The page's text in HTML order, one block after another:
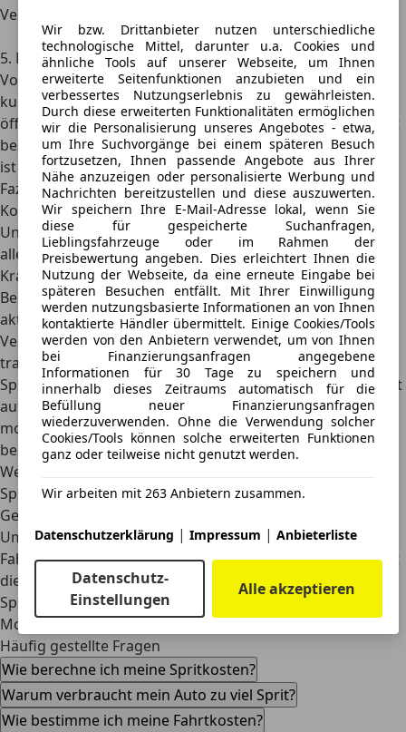
Wir bzw. Drittanbieter nutzen unterschiedliche
technologische Mittel, darunter u.a. Cookies und
ähnliche Tools auf unserer Webseite, um Ihnen
erweiterte Seitenfunktionen anzubieten und ein
verbessertes Nutzungserlebnis zu gewährleisten.
Durch diese erweiterten Funktionalitäten ermöglichen
wir die Personalisierung unseres Angebotes - etwa,
um Ihre Suchvorgänge bei einem späteren Besuch
fortzusetzen, Ihnen passende Angebote aus Ihrer
Nähe anzuzeigen oder personalisierte Werbung und
Nachrichten bereitzustellen und diese auszuwerten.
Wir speichern Ihre E-Mail-Adresse lokal, wenn Sie
diese für gespeicherte Suchanfragen,
Lieblingsfahrzeuge oder im Rahmen der
Preisbewertung angeben. Dies erleichtert Ihnen die
Nutzung der Webseite, da eine erneute Eingabe bei
späteren Besuchen entfällt. Mit Ihrer Einwilligung
werden nutzungsbasierte Informationen an von Ihnen
kontaktierte Händler übermittelt. Einige Cookies/Tools
werden von den Anbietern verwendet, um von Ihnen
bei Finanzierungsanfragen angegebene
Informationen für 30 Tage zu speichern und
innerhalb dieses Zeitraums automatisch für die
Befüllung neuer Finanzierungsanfragen
wiederzuverwenden. Ohne die Verwendung solcher
Cookies/Tools können solche erweiterten Funktionen
ganz oder teilweise nicht genutzt werden.
Wir arbeiten mit 263 Anbietern zusammen.
Datenschutzerklärung | Impressum | Anbieterliste
Datenschutz-
Einstellungen
Alle akzeptieren
Verbrauch messbar.
5. Meide Kurzstrecken, wenn möglich
Vor allem bei kaltem Motor ist der Verbrauch höher. Wer
kurze Wege häufiger zu Fuß, mit dem Fahrrad oder mit
öffentlichen Verkehrsmitteln zurücklegt, spart deshalb oft
besonders viel Kraftstoff. Das Warmlaufenlassen im Stand
ist dabei keine sinnvolle Alternative.
Fazit: Spritkostenrechner hervorragend für
Kostenübersicht
Unser Spritkostenrechner ist ein zuverlässiger Helfer für
alle, die ihre Reisekosten genau planen und ihren
Kraftstoffverbrauch verstehen möchten. Durch die
Bereitstellung präziser Berechnungen, die sowohl den
aktuellen Kraftstoffpreis als auch den durchschnittlichen
Verbrauchberücksichtigen, liefert unser Rechner eine
transparente Kostenübersicht. Du kannst damit deine
Spritkosten fair auf alle Mitglieder einer Fahrgemeinschaft
aufteilen, den Verbrauch auf 100 km oder auch den
monatlichen Verbrauch für den Arbeitsweg präzise
berechnen.
Wenn du unsere Tipps für eine umsichtige Fahrweise und
Spritspartechniken berücksichtigst, kannst du weniger
Geld an der Tankstelle ausgeben und gleichzeitig die
Umwelt schonen.Fahre vorausschauend, warte dein
Fahrzeug regelmäßig und vermeide unnötigen Ballast.Mit
diesen Maßnahmen reduzierst du nicht nur den
Spritverbrauch, sondern förderst auch eine nachhaltige
Mobilität.
Häufig gestellte Fragen
Wie berechne ich meine Spritkosten?
Warum verbraucht mein Auto zu viel Sprit?
Wie bestimme ich meine Fahrtkosten?